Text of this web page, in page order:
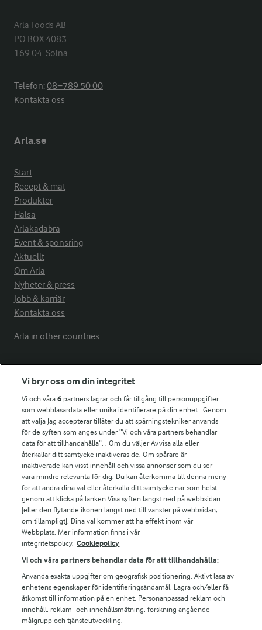
Arla Foods AB
PO BOX 4083
169 04  Solna
Telefon:08−789 50 00
Kontakta oss
Arla.se
Start
Recept & mat
Produkter
Hälsa
Arlakadabra
Event & sponsring
Aktuellt
Om Arla
Nyheter & press
Jobb & karriär
Kontakta oss
Arla in other countries
Fler Arlasajter
För ägare
Arlas kundportal
Arla.com
Falbygdens Ost
Arla webbshop
Bildbank
Följ oss
Vi bryr oss om din integritet
Vi och våra6 partners lagrar och får tillgång till personuppgifter
som webbläsardata eller unika identifierare på din enhet . Genom
att välja Jag accepterar tillåter du att spårningstekniker används
för de syften som anges under ”Vi och våra partners behandlar
data för att tillhandahålla”. . Om du väljer Avvisa alla eller
återkallar ditt samtycke inaktiveras de. Om spårare är
inaktiverade kan visst innehåll och vissa annonser som du ser
vara mindre relevanta för dig. Du kan återkomma till denna meny
för att ändra dina val eller återkalla ditt samtycke när som helst
genom att klicka på länken Visa syften längst ned på webbsidan
[eller den flytande ikonen längst ned till vänster på webbsidan,
om tillämpligt]. Dina val kommer att ha effekt inom vår
Webbplats. Mer information finns i vår
integritetspolicy. Cookiepolicy
Vi och våra partners behandlar data för att tillhandahålla:
Använda exakta uppgifter om geografisk positionering. Aktivt läsa av
enhetens egenskaper för identifieringsändamål. Lagra och/eller få
åtkomst till information på en enhet. Personanpassad reklam och
innehåll, reklam- och innehållsmätning, forskning angående
målgrupp och tjänsteutveckling.